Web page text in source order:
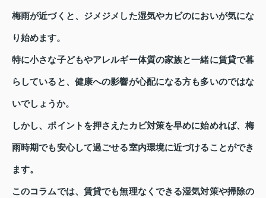
梅雨が近づくと、ジメジメした湿気やカビのにおいが気にな
り始めます。
特に小さな子どもやアレルギー体質の家族と一緒に賃貸で暮
らしていると、健康への影響が心配になる方も多いのではな
いでしょうか。
しかし、ポイントを押さえたカビ対策を早めに始めれば、梅
雨時期でも安心して過ごせる室内環境に近づけることができ
ます。
このコラムでは、賃貸でも無理なくできる湿気対策や掃除の